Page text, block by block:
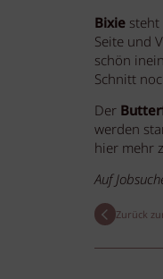
Bixie
Seite und
schön
Schnitt
Der
werden
hier mehr
Auf
Zurück